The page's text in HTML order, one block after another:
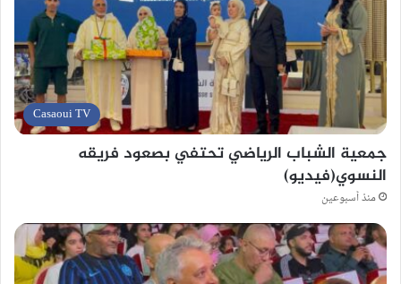
Casaoui TV
جمعية الشباب الرياضي تحتفي بصعود فريقه
النسوي(فيديو)
منذ أسبوعين